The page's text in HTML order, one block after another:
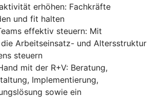
erhöhen: Fachkräfte
und fit halten
effektiv steuern: Mit
Arbeitseinsatz- und Altersstruktur
steuern
mit der R+V: Beratung,
Implementierung,
sowie ein